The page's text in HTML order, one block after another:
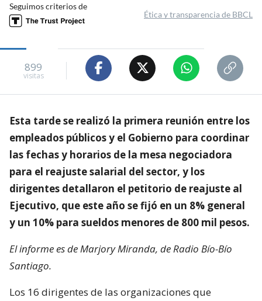
Seguimos criterios de
Ética y transparencia de BBCL
899
visitas
Esta tarde se realizó la primera reunión entre los
empleados públicos y el Gobierno para coordinar
las fechas y horarios de la mesa negociadora
para el reajuste salarial del sector, y los
dirigentes detallaron el petitorio de reajuste al
Ejecutivo, que este año se fijó en un 8% general
y un 10% para sueldos menores de 800 mil pesos.
El informe es de Marjory Miranda, de Radio Bío-Bío
Santiago.
Los 16 dirigentes de las organizaciones que